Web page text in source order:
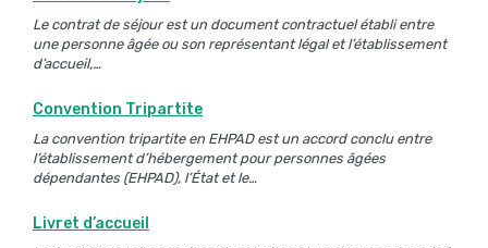
Le contrat de séjour est un document contractuel établi entre
une personne âgée ou son représentant légal et l’établissement
d’accueil,…
Convention Tripartite
La convention tripartite en EHPAD est un accord conclu entre
l’établissement d’hébergement pour personnes âgées
dépendantes (EHPAD), l’État et le…
Livret d’accueil